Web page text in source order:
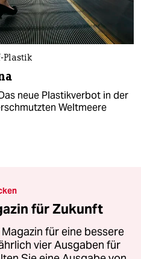
Plastik
neue Plastikverbot in der
Weltmeere
für Zukunft
für eine bessere
vier Ausgaben für